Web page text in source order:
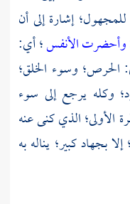
إشارة إلى أن
وأحضرت الأنفس؛ أي:
الحرص؛ وسوء الخلق؛
وكله يرجع إلى سوء
الأولى؛ الذي كنى عنه
بجهاد كبير؛ يناله به